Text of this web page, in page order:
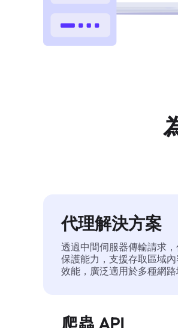
代理解決方案
透過中間伺服器傳輸請求
保護能力，支援存取區域
效能，廣泛適用於多種網路
爬蟲 API